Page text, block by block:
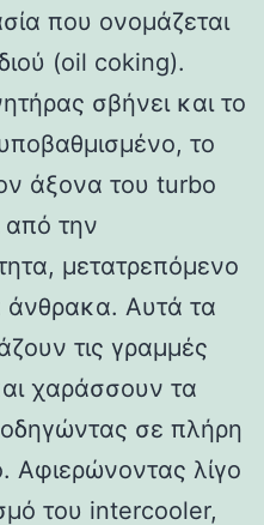
που ονομάζεται
(oil coking).
σβήνει και το
το
άξονα του turbo
από την
μετατρεπόμενο
άνθρακα. Αυτά τα
τις γραμμές
χαράσσουν τα
σε πλήρη
Αφιερώνοντας λίγο
του intercooler,